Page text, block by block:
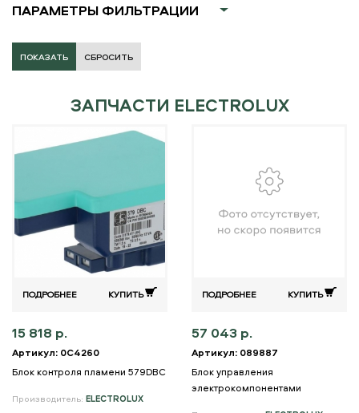
ПАРАМЕТРЫ ФИЛЬТРАЦИИ
СБРОСИТЬ
ЗАПЧАСТИ ELECTROLUX
ПОДРОБНЕЕ КУПИТЬ
15 818 р.
Артикул: 0C4260
Блок контроля пламени 579DBC
Производитель: ELECTROLUX
ПОДРОБНЕЕ КУПИТЬ
57 043 р.
Артикул: 089887
Блок управления
электрокомпонентами